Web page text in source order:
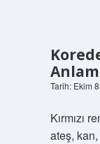
Tarih: Ekim
Kırmızı
ateş,